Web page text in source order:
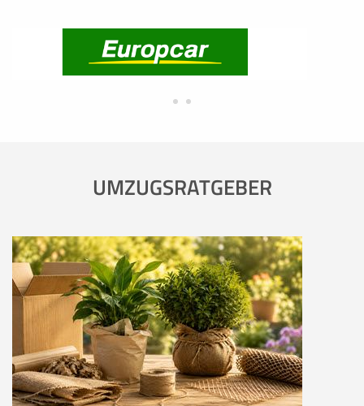
UMZUGSRATGEBER